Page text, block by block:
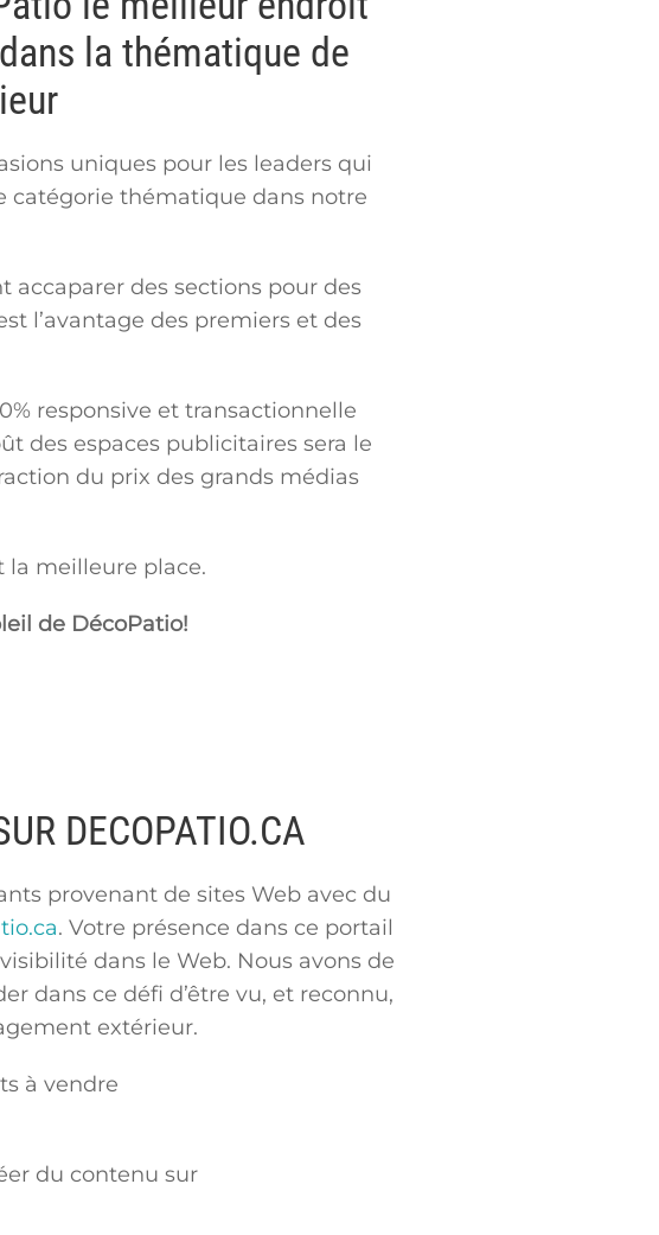
la thématique de
uniques pour les leaders qui
catégorie thématique dans notre
accaparer des sections pour des
l’avantage des premiers et des
responsive et transactionnelle
des espaces publicitaires sera le
du prix des grands médias
la meilleure place.
de DécoPatio!
DECOPATIO.CA
provenant de sites Web avec du
. Votre présence dans ce portail
dans le Web. Nous avons de
dans ce défi d’être vu, et reconnu,
extérieur.
à vendre
du contenu sur